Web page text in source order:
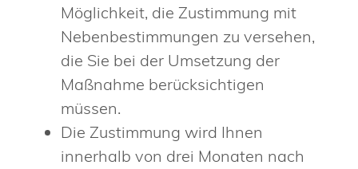
Möglichkeit, die Zustimmung mit
Nebenbestimmungen zu versehen,
die Sie bei der Umsetzung der
Maßnahme berücksichtigen
müssen.
Die Zustimmung wird Ihnen
innerhalb von drei Monaten nach